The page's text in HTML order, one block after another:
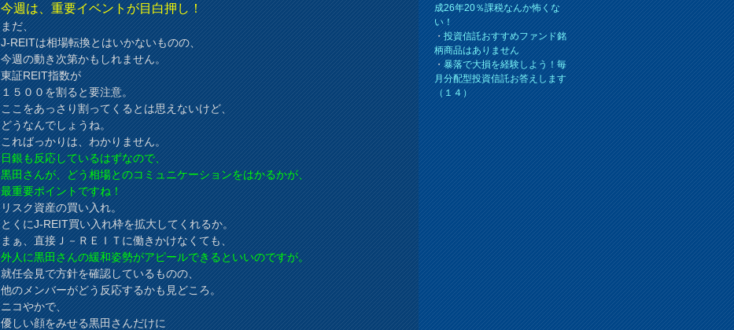
今週は、重要イベントが目白押し！
まだ、
J-REITは相場転換とはいかないものの、
今週の動き次第かもしれません。
東証REIT指数が
１５００を割ると要注意。
ここをあっさり割ってくるとは思えないけど、
どうなんでしょうね。
こればっかりは、わかりません。
日銀も反応しているはずなので、
黒田さんが、どう相場とのコミュニケーションをはかるかが、
最重要ポイントですね！
リスク資産の買い入れ。
とくにJ-REIT買い入れ枠を拡大してくれるか。
まぁ、直接Ｊ－ＲＥＩＴに働きかけなくても、
外人に黒田さんの緩和姿勢がアピールできるといいのですが。
就任会見で方針を確認しているものの、
他のメンバーがどう反応するかも見どころ。
ニコやかで、
優しい顔をみせる黒田さんだけに
成26年20％課税なんか怖くな
い！
・投資信託おすすめファンド銘
柄商品はありません
・暴落で大損を経験しよう！毎
月分配型投資信託お答えします
（１４）